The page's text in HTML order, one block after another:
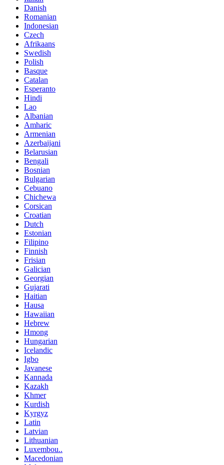
Danish
Romanian
Indonesian
Czech
Afrikaans
Swedish
Polish
Basque
Catalan
Esperanto
Hindi
Lao
Albanian
Amharic
Armenian
Azerbaijani
Belarusian
Bengali
Bosnian
Bulgarian
Cebuano
Chichewa
Corsican
Croatian
Dutch
Estonian
Filipino
Finnish
Frisian
Galician
Georgian
Gujarati
Haitian
Hausa
Hawaiian
Hebrew
Hmong
Hungarian
Icelandic
Igbo
Javanese
Kannada
Kazakh
Khmer
Kurdish
Kyrgyz
Latin
Latvian
Lithuanian
Luxembou..
Macedonian